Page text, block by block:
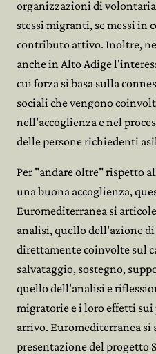
organizzazioni di
stessi migranti, se messi in
contributo attivo. Inoltre,
anche in Alto Adige
cui forza si basa sulla
sociali che vengono
nell'accoglienza e nel
delle persone richiedenti
Per "andare oltre" rispetto
una buona accoglienza,
Euromediterranea si
analisi, quello dell'azione di
direttamente coinvolte sul
salvataggio, sostegno,
quello dell'analisi e
migratorie e i loro effetti
arrivo. Euromediterranea si
presentazione del progetto